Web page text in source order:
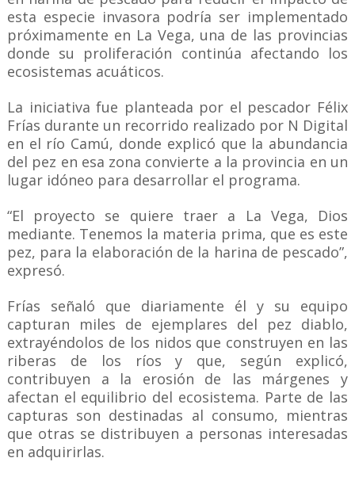
esta especie invasora podría ser implementado
próximamente en La Vega, una de las provincias
donde su proliferación continúa afectando los
ecosistemas acuáticos.
La iniciativa fue planteada por el pescador Félix
Frías durante un recorrido realizado por N Digital
en el río Camú, donde explicó que la abundancia
del pez en esa zona convierte a la provincia en un
lugar idóneo para desarrollar el programa.
“El proyecto se quiere traer a La Vega, Dios
mediante. Tenemos la materia prima, que es este
pez, para la elaboración de la harina de pescado”,
expresó.
Frías señaló que diariamente él y su equipo
capturan miles de ejemplares del pez diablo,
extrayéndolos de los nidos que construyen en las
riberas de los ríos y que, según explicó,
contribuyen a la erosión de las márgenes y
afectan el equilibrio del ecosistema. Parte de las
capturas son destinadas al consumo, mientras
que otras se distribuyen a personas interesadas
en adquirirlas.